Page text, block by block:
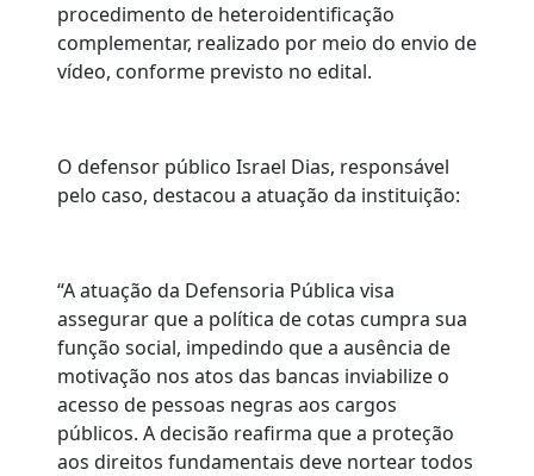
procedimento de heteroidentificação
complementar, realizado por meio do envio de
vídeo, conforme previsto no edital.
O defensor público Israel Dias, responsável
pelo caso, destacou a atuação da instituição:
“A atuação da Defensoria Pública visa
assegurar que a política de cotas cumpra sua
função social, impedindo que a ausência de
motivação nos atos das bancas inviabilize o
acesso de pessoas negras aos cargos
públicos. A decisão reafirma que a proteção
aos direitos fundamentais deve nortear todos